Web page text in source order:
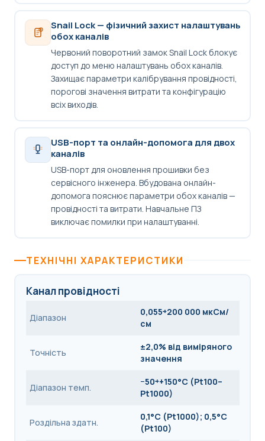
Snail Lock — фізичний захист налаштувань
обох каналів
Червоний поворотний замок Snail Lock блокує
доступ до меню налаштувань обох каналів.
Захищає параметри калібрування провідності,
порогові значення витрати та конфігурацію
всіх виходів.
USB-порт та онлайн-допомога для двох
каналів
USB-порт для оновлення прошивки без
сервісного інженера. Вбудована онлайн-
допомога пояснює параметри обох каналів —
провідності та витрати. Навчальне ПЗ
виключає помилки при налаштуванні.
ТЕХНІЧНІ ХАРАКТЕРИСТИКИ
Канал провідності
Діапазон
0,055÷200 000 мкСм/
см
Точність
±2,0% від виміряного
значення
Діапазон темп.
−50÷+150°C (Pt100–
Pt1000)
Роздільна здатн.
0,1°C (Pt1000); 0,5°C
(Pt100)